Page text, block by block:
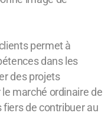
permet à
dans les
des projets
marché ordinaire de
fiers de contribuer au